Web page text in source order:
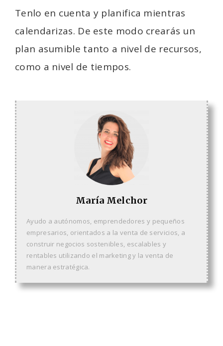
Tenlo en cuenta y planifica mientras
calendarizas. De este modo crearás un
plan asumible tanto a nivel de recursos,
como a nivel de tiempos.
María Melchor
Ayudo a autónomos, emprendedores y pequeños
empresarios, orientados a la venta de servicios, a
construir negocios sostenibles, escalables y
rentables utilizando el marketing y la venta de
manera estratégica.